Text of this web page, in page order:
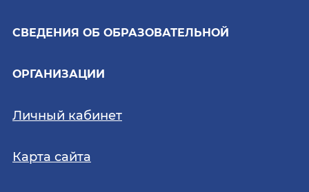
СВЕДЕНИЯ ОБ ОБРАЗОВАТЕЛЬНОЙ
ОРГАНИЗАЦИИ
Личный кабинет
Карта сайта